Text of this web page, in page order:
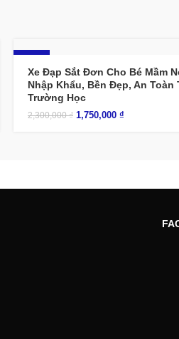
Xe Đạp Sắt Đơn Cho Bé Mầm
Nhập Khẩu, Bền Đẹp, An Toàn
Trường Học
2,300,000₫ 1,750,000 ₫